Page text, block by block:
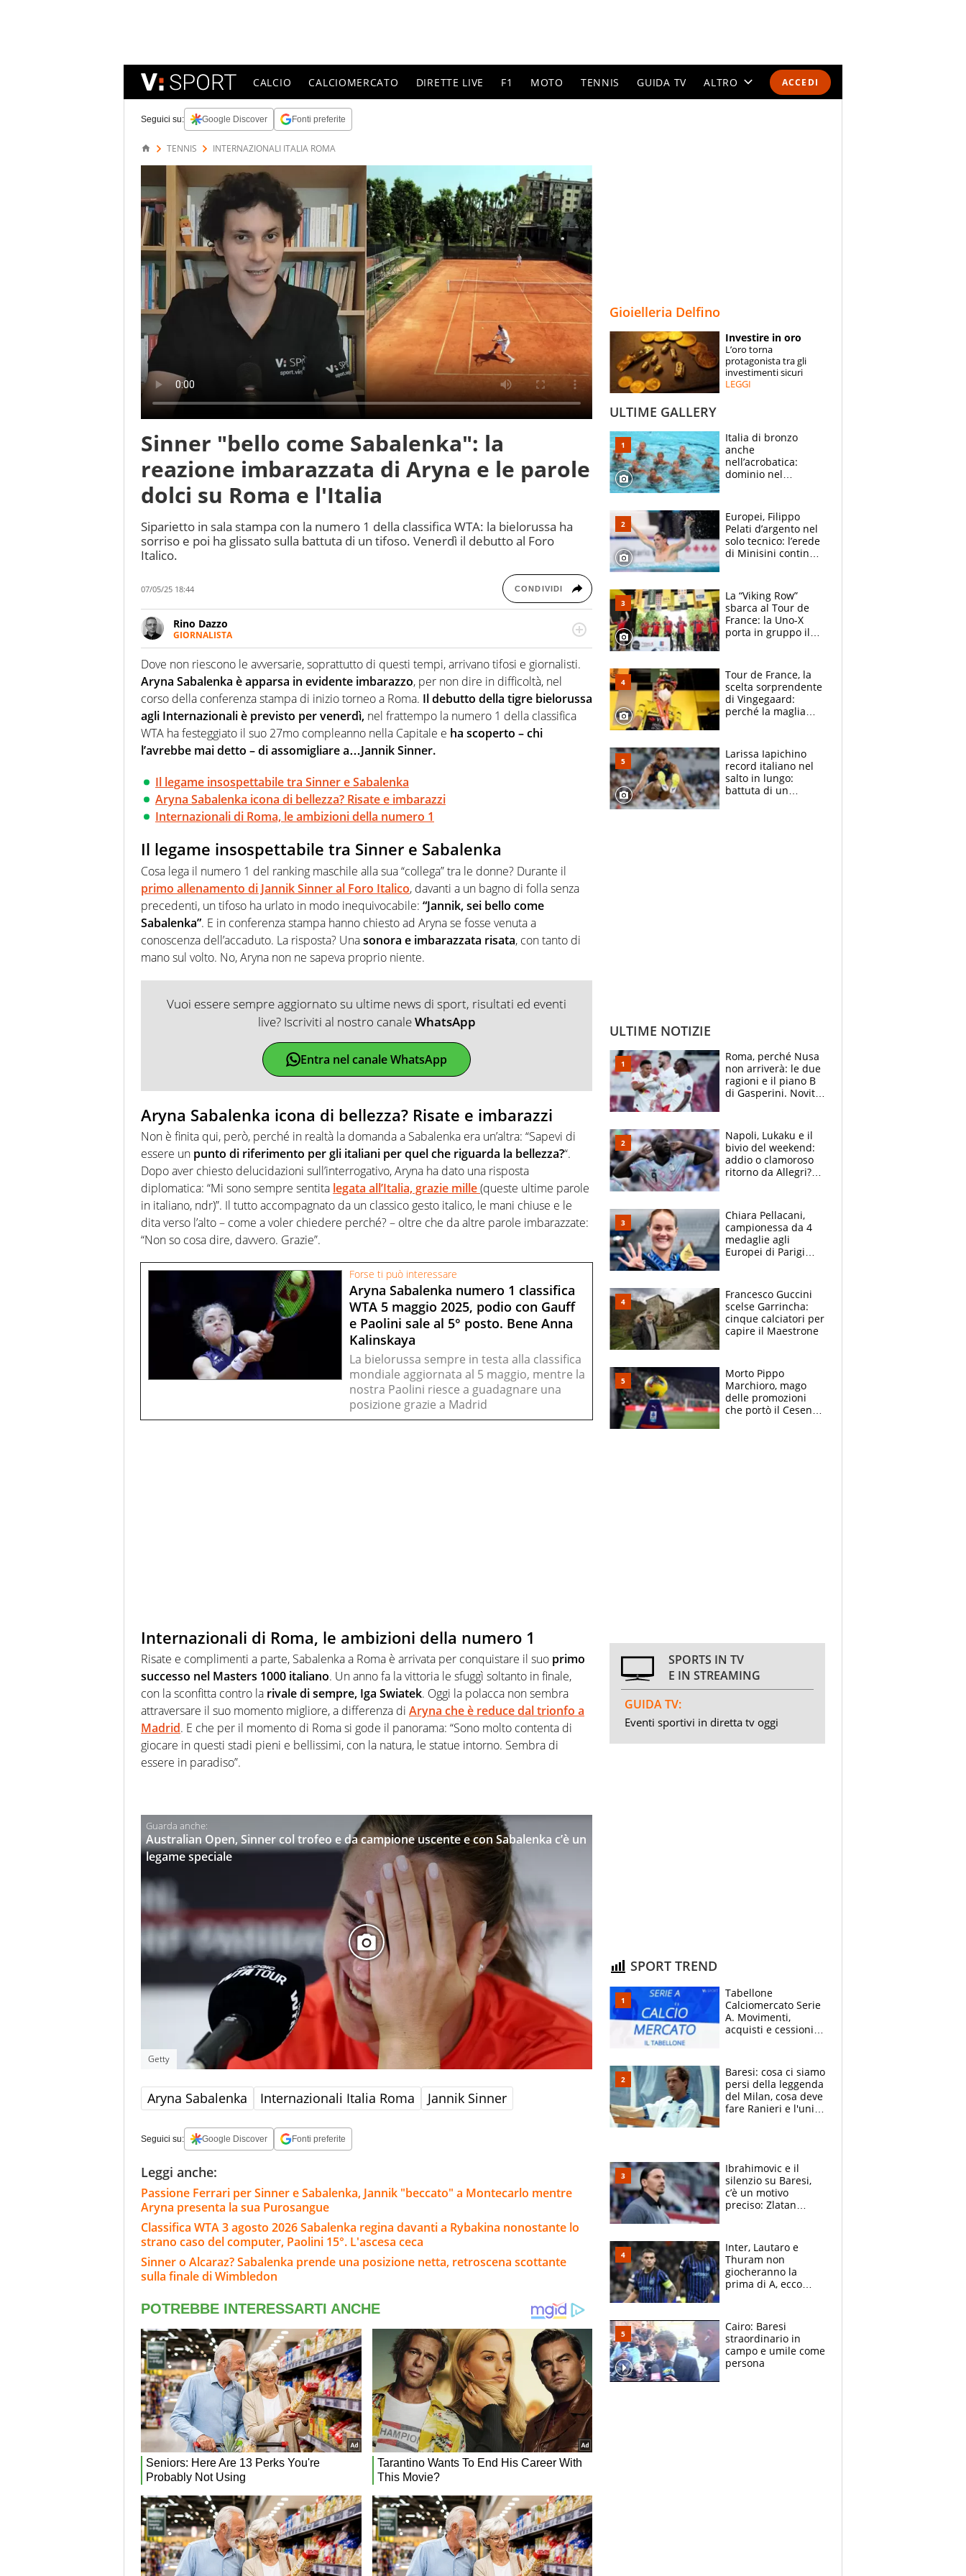
ACCEDI
CALCIO CALCIOMERCATO DIRETTE LIVE F1 MOTO TENNIS GUIDA TV ALTRO
SPECIALI
ESPERTI
Seguici su: Google Discover Fonti preferite
TENNIS INTERNAZIONALI ITALIA ROMA
Sinner "bello come Sabalenka": la
reazione imbarazzata di Aryna e le parole
dolci su Roma e l'Italia
Siparietto in sala stampa con la numero 1 della classifica WTA: la bielorussa ha
sorriso e poi ha glissato sulla battuta di un tifoso. Venerdì il debutto al Foro
Italico.
07/05/25 18:44 CONDIVIDI
Rino Dazzo
GIORNALISTA
Se mai ci fosse modo di traslare il glossario del calcio in una nicchia di esperti, lui ne
farebbe parte. Non si perde una svista arbitrale né gli umori social del mondo delle
curve
Dove non riescono le avversarie, soprattutto di questi tempi, arrivano tifosi e giornalisti.
Aryna Sabalenka è apparsa in evidente imbarazzo, per non dire in difficoltà, nel
corso della conferenza stampa di inizio torneo a Roma. Il debutto della tigre bielorussa
agli Internazionali è previsto per venerdì, nel frattempo la numero 1 della classifica
WTA ha festeggiato il suo 27mo compleanno nella Capitale e ha scoperto – chi
l’avrebbe mai detto – di assomigliare a…Jannik Sinner.
Il legame insospettabile tra Sinner e Sabalenka
Aryna Sabalenka icona di bellezza? Risate e imbarazzi
Internazionali di Roma, le ambizioni della numero 1
Il legame insospettabile tra Sinner e Sabalenka
Cosa lega il numero 1 del ranking maschile alla sua “collega” tra le donne? Durante il
primo allenamento di Jannik Sinner al Foro Italico, davanti a un bagno di folla senza
precedenti, un tifoso ha urlato in modo inequivocabile: “Jannik, sei bello come
Sabalenka”. E in conferenza stampa hanno chiesto ad Aryna se fosse venuta a
conoscenza dell’accaduto. La risposta? Unasonora e imbarazzata risata, con tanto di
mano sul volto. No, Aryna non ne sapeva proprio niente.
Vuoi essere sempre aggiornato su ultime news di sport, risultati ed eventi
live? Iscriviti al nostro canaleWhatsApp
Entra nel canale WhatsApp
Aryna Sabalenka icona di bellezza? Risate e imbarazzi
Non è finita qui, però, perché in realtà la domanda a Sabalenka era un’altra: “Sapevi di
essere un punto di riferimento per gli italiani per quel che riguarda la bellezza?“.
Dopo aver chiesto delucidazioni sull’interrogativo, Aryna ha dato una risposta
diplomatica: “Mi sono sempre sentita legata all’Italia, grazie mille(queste ultime parole
in italiano, ndr)”. Il tutto accompagnato da un classico gesto italico, le mani chiuse e le
dita verso l’alto – come a voler chiedere perché? – oltre che da altre parole imbarazzate:
“Non so cosa dire, davvero. Grazie”.
Forse ti può interessare
Aryna Sabalenka numero 1 classifica
WTA 5 maggio 2025, podio con Gauff
e Paolini sale al 5° posto. Bene Anna
Kalinskaya
La bielorussa sempre in testa alla classifica
mondiale aggiornata al 5 maggio, mentre la
nostra Paolini riesce a guadagnare una
posizione grazie a Madrid
Internazionali di Roma, le ambizioni della numero 1
Risate e complimenti a parte, Sabalenka a Roma è arrivata per conquistare il suo primo
successo nel Masters 1000 italiano. Un anno fa la vittoria le sfuggì soltanto in finale,
con la sconfitta contro la rivale di sempre, Iga Swiatek. Oggi la polacca non sembra
attraversare il suo momento migliore, a differenza di Aryna che è reduce dal trionfo a
Madrid. E che per il momento di Roma si gode il panorama: “Sono molto contenta di
giocare in questi stadi pieni e bellissimi, con la natura, le statue intorno. Sembra di
essere in paradiso”.
Australian Open, Sinner col trofeo e da campione uscente e con Sabalenka c’è un
legame speciale
Getty
Aryna Sabalenka Internazionali Italia Roma Jannik Sinner
Seguici su: Google Discover Fonti preferite
Leggi anche:
Passione Ferrari per Sinner e Sabalenka, Jannik "beccato" a Montecarlo mentre
Aryna presenta la sua Purosangue
Classifica WTA 3 agosto 2026 Sabalenka regina davanti a Rybakina nonostante lo
strano caso del computer, Paolini 15°. L'ascesa ceca
Sinner o Alcaraz? Sabalenka prende una posizione netta, retroscena scottante
sulla finale di Wimbledon
Gioielleria Delfino
Investire in oro
L’oro torna
protagonista tra gli
investimenti sicuri
LEGGI
ULTIME GALLERY
Italia di bronzo
anche
nell’acrobatica:
dominio nel
e compagni
continuare
Europei, Filippo
Pelati d’argento nel
solo tecnico: l’erede
di Minisini continua
mirino
La “Viking Row”
sbarca al Tour de
France: la Uno-X
porta in gruppo il
compagni
Tour de France, la
scelta sorprendente
di Vingegaard:
perché la maglia
rischio da evitare
Larissa Iapichino
record italiano nel
salto in lungo:
battuta di un
ULTIME NOTIZIE
Roma, perché Nusa
non arriverà: le due
ragioni e il piano B
di Gasperini. Novità
Napoli, Lukaku e il
bivio del weekend:
addio o clamoroso
ritorno da Allegri?
Chiara Pellacani,
campionessa da 4
medaglie agli
Europei di Parigi
giornalista, mamma
Francesca
Insegnante e il
fratello calciatore
Francesco Guccini
scelse Garrincha:
cinque calciatori per
capire il Maestrone
Morto Pippo
Marchioro, mago
delle promozioni
che portò il Cesena
SPORTS IN TV
E IN STREAMING
GUIDA TV:
Eventi sportivi in diretta tv oggi
SPORT TREND
Tabellone
Calciomercato Serie
A. Movimenti,
acquisti e cessioni:
Baresi: cosa ci siamo
persi della leggenda
del Milan, cosa deve
fare Ranieri e l'unico
Ibrahimovic e il
silenzio su Baresi,
c’è un motivo
preciso: Zlatan
e dalla morte di
Raiola
Inter, Lautaro e
Thuram non
giocheranno la
prima di A, ecco
Esposito ma la
garanzia è Stankovic
Cairo: Baresi
straordinario in
campo e umile come
persona